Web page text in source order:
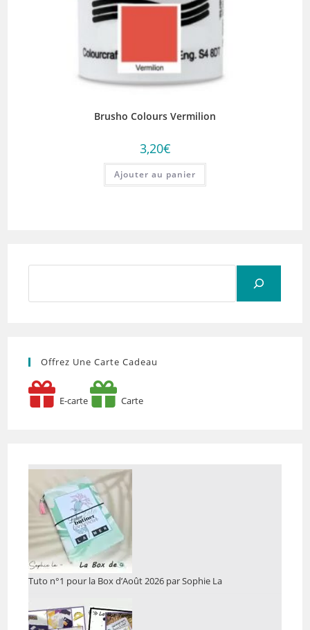
Brusho Colours Vermilion
3,20€
Ajouter au panier
Offrez Une Carte Cadeau
E-carte Carte
Tuto n°1 pour la Box d’Août 2026 par Sophie La